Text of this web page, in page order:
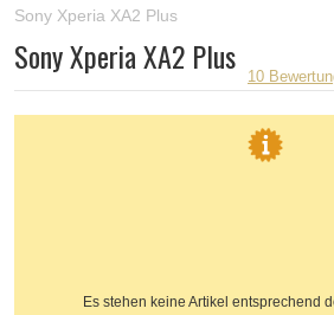
Sony Xperia XA2 Plus
10
Sony Xperia XA2 Plus
Es stehen keine Artikel entsprechend